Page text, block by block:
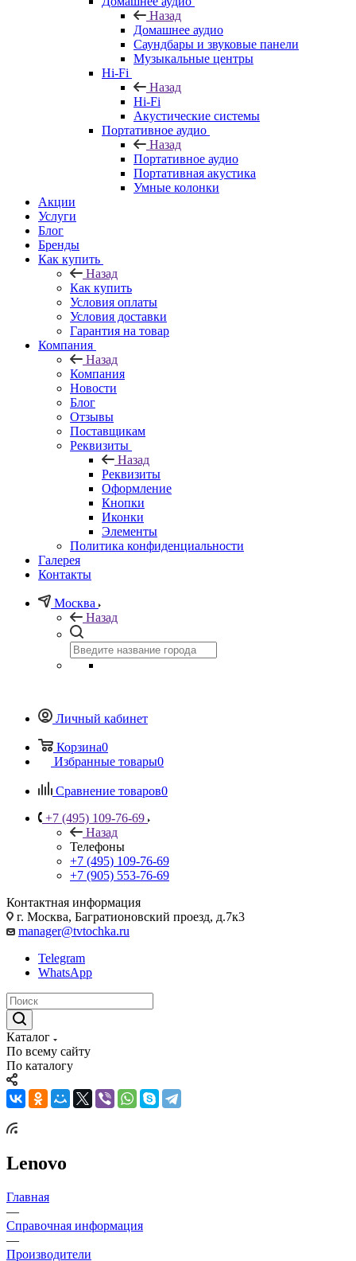
Назад
Домашнее аудио
Саундбары и звуковые панели
Музыкальные центры
Hi-Fi
Назад
Hi-Fi
Акустические системы
Портативное аудио
Назад
Портативное аудио
Портативная акустика
Умные колонки
Акции
Услуги
Блог
Бренды
Как купить
Назад
Как купить
Условия оплаты
Условия доставки
Гарантия на товар
Компания
Назад
Компания
Новости
Блог
Отзывы
Поставщикам
Реквизиты
Назад
Реквизиты
Оформление
Кнопки
Иконки
Элементы
Политика конфиденциальности
Галерея
Контакты
Москва
Назад
Личный кабинет
Корзина0
Избранные товары0
Сравнение товаров0
+7 (495) 109-76-69
Назад
Телефоны
+7 (495) 109-76-69
+7 (905) 553-76-69
Контактная информация
г. Москва, Багратионовский проезд, д.7к3
manager@tvtochka.ru
Telegram
WhatsApp
Каталог
По всему сайту
По каталогу
Lenovo
Главная
—
Справочная информация
—
Производители